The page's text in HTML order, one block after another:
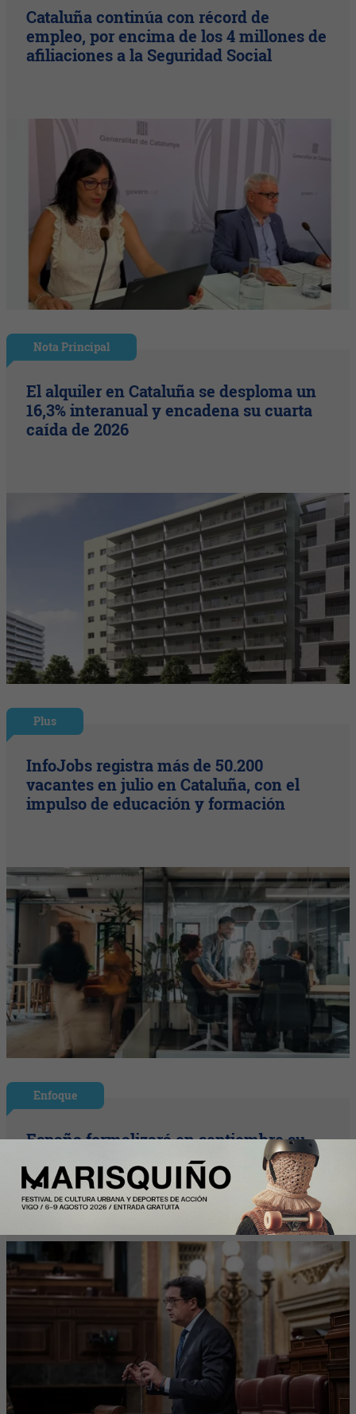
Cataluña continúa con récord de
empleo, por encima de los 4 millones de
afiliaciones a la Seguridad Social
Nota Principal
El alquiler en Cataluña se desploma un
16,3% interanual y encadena su cuarta
caída de 2026
Plus
InfoJobs registra más de 50.200
vacantes en julio en Cataluña, con el
impulso de educación y formación
Enfoque
España formalizará en septiembre su
candidatura para acoger una
gigafactoría europea de IA